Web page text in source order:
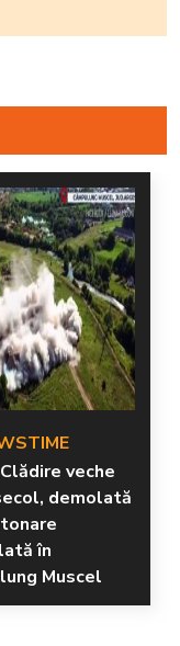
veche
demolată
în
Muscel